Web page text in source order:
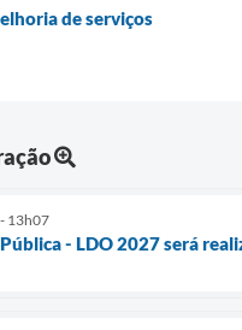
de serviços
13h07
- LDO 2027 será